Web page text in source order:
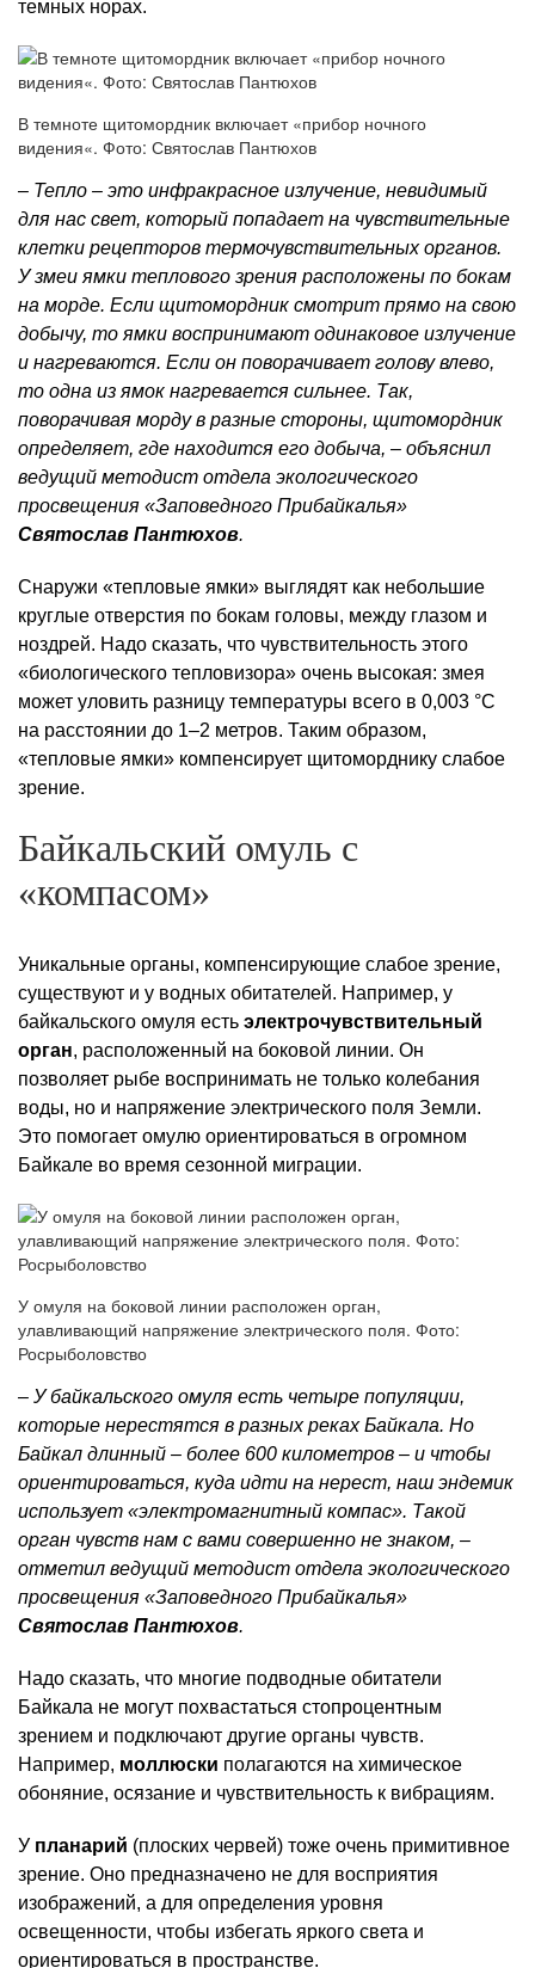
темных норах.
В темноте щитомордник включает «прибор ночного
видения«. Фото: Святослав Пантюхов
– Тепло – это инфракрасное излучение, невидимый
для нас свет, который попадает на чувствительные
клетки рецепторов термочувствительных органов.
У змеи ямки теплового зрения расположены по бокам
на морде. Если щитомордник смотрит прямо на свою
добычу, то ямки воспринимают одинаковое излучение
и нагреваются. Если он поворачивает голову влево,
то одна из ямок нагревается сильнее. Так,
поворачивая морду в разные стороны, щитомордник
определяет, где находится его добыча, – объяснил
ведущий методист отдела экологического
просвещения «Заповедного Прибайкалья»
Святослав Пантюхов.
Снаружи «тепловые ямки» выглядят как небольшие
круглые отверстия по бокам головы, между глазом и
ноздрей. Надо сказать, что чувствительность этого
«биологического тепловизора» очень высокая: змея
может уловить разницу температуры всего в 0,003 °C
на расстоянии до 1–2 метров. Таким образом,
«тепловые ямки» компенсирует щитоморднику слабое
зрение.
Байкальский омуль с
«компасом»
Уникальные органы, компенсирующие слабое зрение,
существуют и у водных обитателей. Например, у
байкальского омуля есть электрочувствительный
орган, расположенный на боковой линии. Он
позволяет рыбе воспринимать не только колебания
воды, но и напряжение электрического поля Земли.
Это помогает омулю ориентироваться в огромном
Байкале во время сезонной миграции.
У омуля на боковой линии расположен орган,
улавливающий напряжение электрического поля. Фото:
Росрыболовство
– У байкальского омуля есть четыре популяции,
которые нерестятся в разных реках Байкала. Но
Байкал длинный – более 600 километров – и чтобы
ориентироваться, куда идти на нерест, наш эндемик
использует «электромагнитный компас». Такой
орган чувств нам с вами совершенно не знаком, –
отметил ведущий методист отдела экологического
просвещения «Заповедного Прибайкалья»
Святослав Пантюхов.
Надо сказать, что многие подводные обитатели
Байкала не могут похвастаться стопроцентным
зрением и подключают другие органы чувств.
Например, моллюски полагаются на химическое
обоняние, осязание и чувствительность к вибрациям.
У планарий (плоских червей) тоже очень примитивное
зрение. Оно предназначено не для восприятия
изображений, а для определения уровня
освещенности, чтобы избегать яркого света и
ориентироваться в пространстве.